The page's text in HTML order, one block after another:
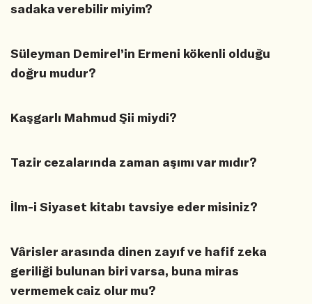
sadaka verebilir miyim?
Süleyman Demirel’in Ermeni kökenli olduğu
doğru mudur?
Kaşgarlı Mahmud Şii miydi?
Tazir cezalarında zaman aşımı var mıdır?
İlm-i Siyaset kitabı tavsiye eder misiniz?
Vârisler arasında dinen zayıf ve hafif zeka
geriliği bulunan biri varsa, buna miras
vermemek caiz olur mu?